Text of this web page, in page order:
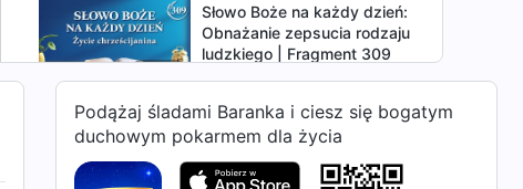
Słowo Boże na każdy dzień:
Obnażanie zepsucia rodzaju
ludzkiego | Fragment 309
13:53
Słowo Boże na każdy dzień:
Obnażanie zepsucia rodzaju
ludzkiego | Fragment 310
Podążaj śladami Baranka i ciesz się bogatym
duchowym pokarmem dla życia